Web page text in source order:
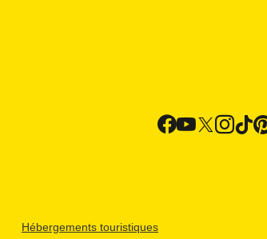
Hébergements touristiques